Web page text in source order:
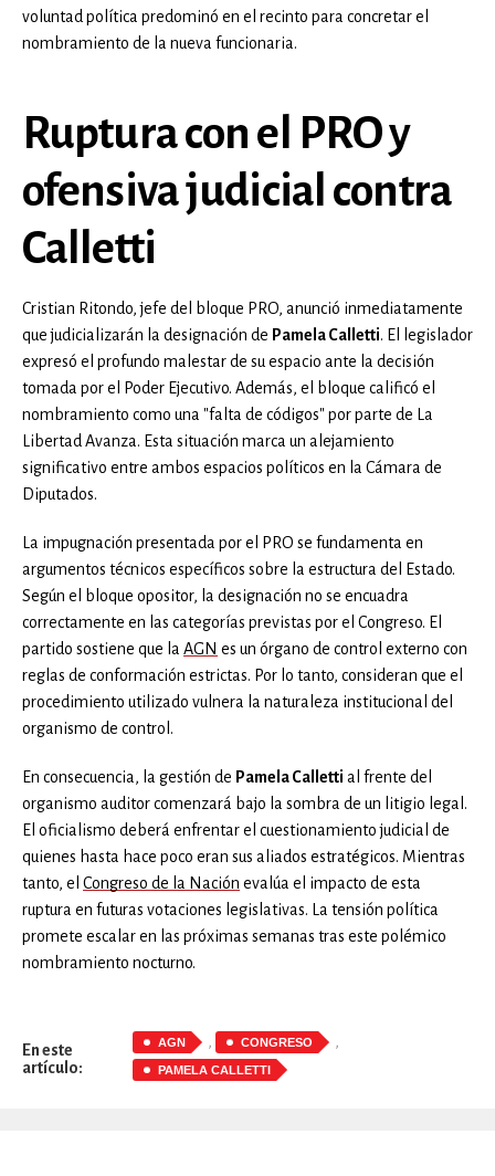
voluntad política predominó en el recinto para concretar el
nombramiento de la nueva funcionaria.
Ruptura con el PRO y
ofensiva judicial contra
Calletti
Cristian Ritondo, jefe del bloque PRO, anunció inmediatamente
que judicializarán la designación de Pamela Calletti. El legislador
expresó el profundo malestar de su espacio ante la decisión
tomada por el Poder Ejecutivo. Además, el bloque calificó el
nombramiento como una "falta de códigos" por parte de La
Libertad Avanza. Esta situación marca un alejamiento
significativo entre ambos espacios políticos en la Cámara de
Diputados.
La impugnación presentada por el PRO se fundamenta en
argumentos técnicos específicos sobre la estructura del Estado.
Según el bloque opositor, la designación no se encuadra
correctamente en las categorías previstas por el Congreso. El
partido sostiene que la AGN es un órgano de control externo con
reglas de conformación estrictas. Por lo tanto, consideran que el
procedimiento utilizado vulnera la naturaleza institucional del
organismo de control.
En consecuencia, la gestión de Pamela Calletti al frente del
organismo auditor comenzará bajo la sombra de un litigio legal.
El oficialismo deberá enfrentar el cuestionamiento judicial de
quienes hasta hace poco eran sus aliados estratégicos. Mientras
tanto, el Congreso de la Nación evalúa el impacto de esta
ruptura en futuras votaciones legislativas. La tensión política
promete escalar en las próximas semanas tras este polémico
nombramiento nocturno.
En este
artículo:
AGN , CONGRESO ,
PAMELA CALLETTI